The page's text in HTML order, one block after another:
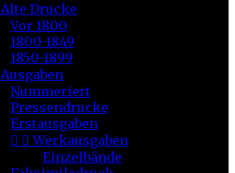
Alte Drucke
Vor 1800
1800-1849
1850-1899
Ausgaben
Nummeriert
Pressendrucke
Erstausgaben
  Werkausgaben
Einzelbände